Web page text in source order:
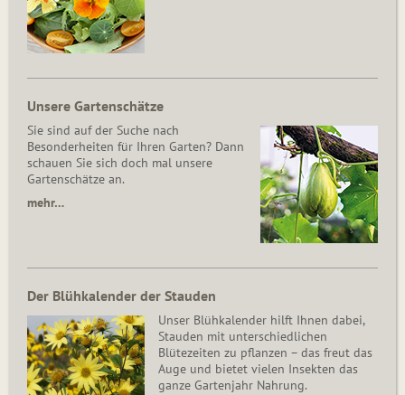
Unsere Gartenschätze
Sie sind auf der Suche nach
Besonderheiten für Ihren Garten? Dann
schauen Sie sich doch mal unsere
Gartenschätze an.
mehr…
Der Blühkalender der Stauden
Unser Blühkalender hilft Ihnen dabei,
Stauden mit unterschiedlichen
Blütezeiten zu pflanzen – das freut das
Auge und bietet vielen Insekten das
ganze Gartenjahr Nahrung.